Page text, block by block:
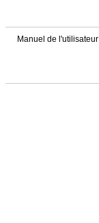
Manuel de l'utilisateur